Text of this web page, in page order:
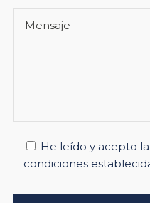
He leído y acepto la
condiciones